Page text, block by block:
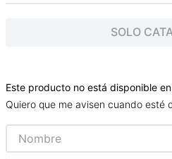
SOLO
Este producto no está disponible
Quiero que me avisen cuando esté